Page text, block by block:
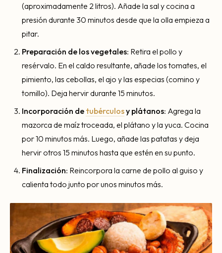
(aproximadamente 2 litros). Añade la sal y cocina a
presión durante 30 minutos desde que la olla empieza a
pitar.
Preparación de los vegetales: Retira el pollo y
resérvalo. En el caldo resultante, añade los tomates, el
pimiento, las cebollas, el ajo y las especias (comino y
tomillo). Deja hervir durante 15 minutos.
Incorporación de tubérculosy plátanos: Agrega la
mazorca de maíz troceada, el plátano y la yuca. Cocina
por 10 minutos más. Luego, añade las patatas y deja
hervir otros 15 minutos hasta que estén en su punto.
Finalización: Reincorpora la carne de pollo al guiso y
calienta todo junto por unos minutos más.